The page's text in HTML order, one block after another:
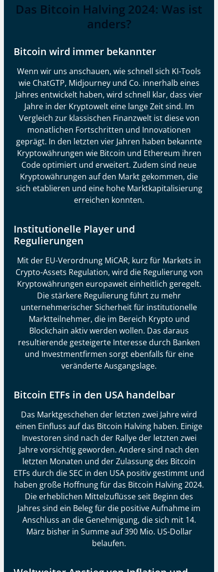
Das Bitcoin Halving 2024: Was ist
anders?
Bitcoin wird immer bekannter
Wenn wir uns anschauen, wie schnell sich KI-Tools
wie ChatGTP, Midjourney und Co. innerhalb eines
Jahres entwickelt haben, wird schnell klar, dass vier
Jahre in der Kryptowelt eine lange Zeit sind. Im
Vergleich zur klassischen Finanzwelt ist diese von
monatlichen Fortschritten und Innovationen
geprägt. In den letzten vier Jahren haben bekannte
Kryptowährungen wie Bitcoin und Ethereum ihren
Code optimiert und erweitert. Zudem sind neue
Kryptowährungen auf den Markt gekommen, die
sich etablieren und eine hohe Marktkapitalisierung
erreichen konnten.
Institutionelle Player und
Regulierungen
Mit der EU-Verordnung MiCAR, kurz für Markets in
Crypto-Assets Regulation, wird die Regulierung von
Kryptowährungen europaweit einheitlich geregelt.
Die stärkere Regulierung führt zu mehr
unternehmerischer Sicherheit für institutionelle
Marktteilnehmer, die im Bereich Krypto und
Blockchain aktiv werden wollen. Das daraus
resultierende gesteigerte Interesse durch Banken
und Investmentfirmen sorgt ebenfalls für eine
veränderte Ausgangslage.
Bitcoin ETFs in den USA handelbar
Das Marktgeschehen der letzten zwei Jahre wird
einen Einfluss auf das Bitcoin Halving haben. Einige
Investoren sind nach der Rallye der letzten zwei
Jahre vorsichtig geworden. Andere sind nach den
letzten Monaten und der Zulassung des Bitcoin
ETFs durch die SEC in den USA positiv gestimmt und
haben große Hoffnung für das Bitcoin Halving 2024.
Die erheblichen Mittelzuflüsse seit Beginn des
Jahres sind ein Beleg für die positive Aufnahme im
Anschluss an die Genehmigung, die sich mit 14.
März bisher in Summe auf 390 Mio. US-Dollar
belaufen.